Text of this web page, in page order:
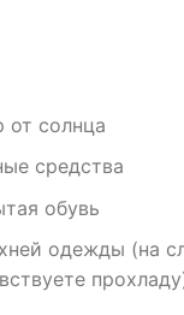
от солнца
средства
обувь
одежды (на